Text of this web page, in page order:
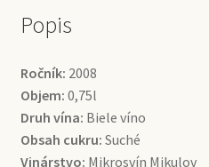
Popis
Ročník: 2008
Objem: 0,75l
Druh vína: Biele víno
Obsah cukru: Suché
Vinárstvo: Mikrosvín Mikulov